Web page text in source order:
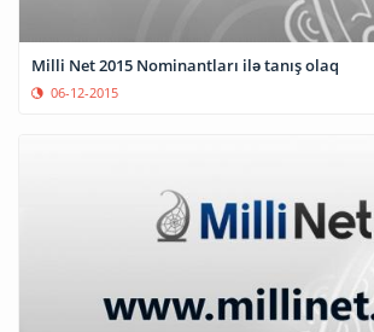
Milli Net 2015 Nominantları ilə tanış olaq
06-12-2015